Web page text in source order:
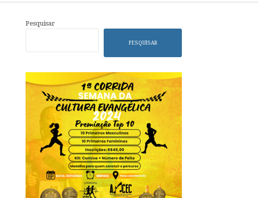
Pesquisar
PESQUISAR